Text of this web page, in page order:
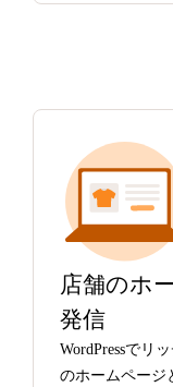
店舗のホ
発信
WordPressでリ
のホームページ